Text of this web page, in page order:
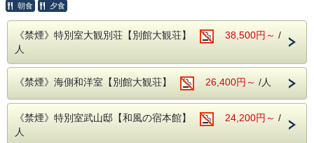
観の湯』
源泉71度、源泉かけ流しです！
広々とした露天風呂から眺める景色は、果てしなく続く雄大
な太平洋。
海との一体感や露天ならではの開放感をお楽しみいただけま
朝食 夕食
《禁煙》特別室大観別荘【別館大観荘】 38,500円～ /
人
《禁煙》海側和洋室【別館大観荘】 26,400円～ /人
《禁煙》特別室武山邸【和風の宿本館】 24,200円～ /
人